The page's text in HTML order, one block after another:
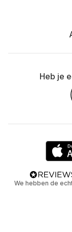
Heb je
We hebben de